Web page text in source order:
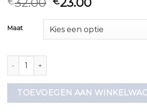
32.00 23.00
Maat
t shirt met knoopjes heren aantal
TOEVOEGEN AAN